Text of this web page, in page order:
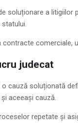
soluționare a litigiilor
contracte comerciale,
judecat
cauză soluționată
aceeași cauză.
repetate și